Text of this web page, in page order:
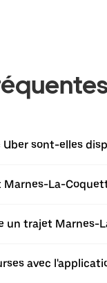
Uber sont-elles
La-
un trajet Marnes-
avec